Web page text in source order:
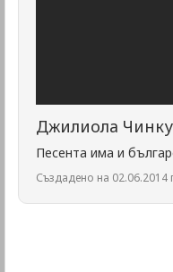
Джилиола
Песента има и
Създадено на 02.06.2014